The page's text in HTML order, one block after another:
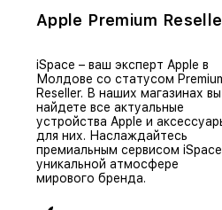
Apple Premium
iSpace – ваш эксперт Apple в
Молдове со статусом
Reseller. В наших магазинах вы
найдете все актуальные
устройства Apple и
для них. Наслаждайтесь
премиальным сервисом
уникальной атмосфере
мирового бренда.